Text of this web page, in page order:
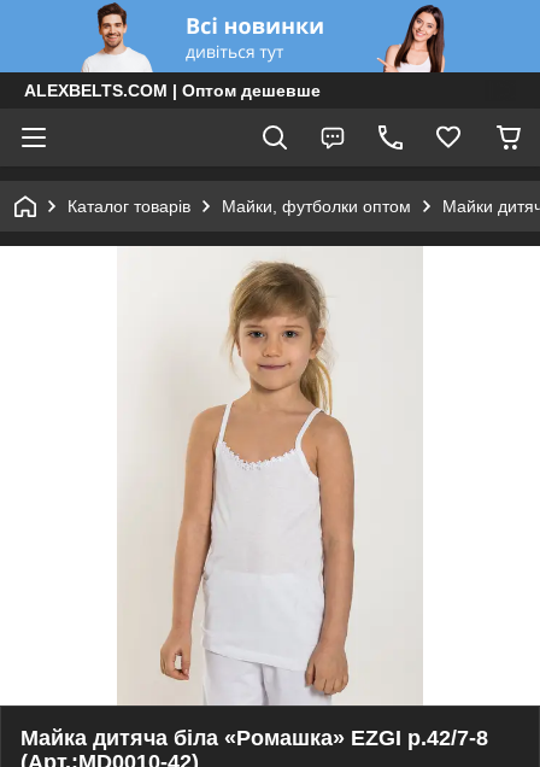
ALEXBELTS.COM | Оптом дешевше
Каталог товарів Майки, футболки оптом Майки
Майка дитяча біла «Ромашка» EZGI р.42/7-8
(Арт.:MD0010-42)